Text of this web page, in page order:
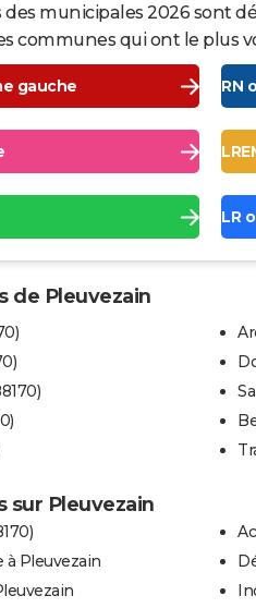
des municipales 2026 sont
communes qui ont le plus
gauche RN
LR
de Pleuvezain
sur Pleuvezain
à Pleuvezain